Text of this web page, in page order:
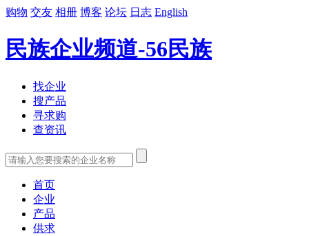
购物 交友 相册 博客 论坛 日志 English
民族企业频道-56民族
找企业
搜产品
寻求购
查资讯
首页
企业
产品
供求